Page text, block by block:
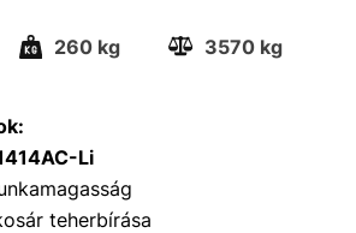
260 kg 3570 kg
Li
teherbírása